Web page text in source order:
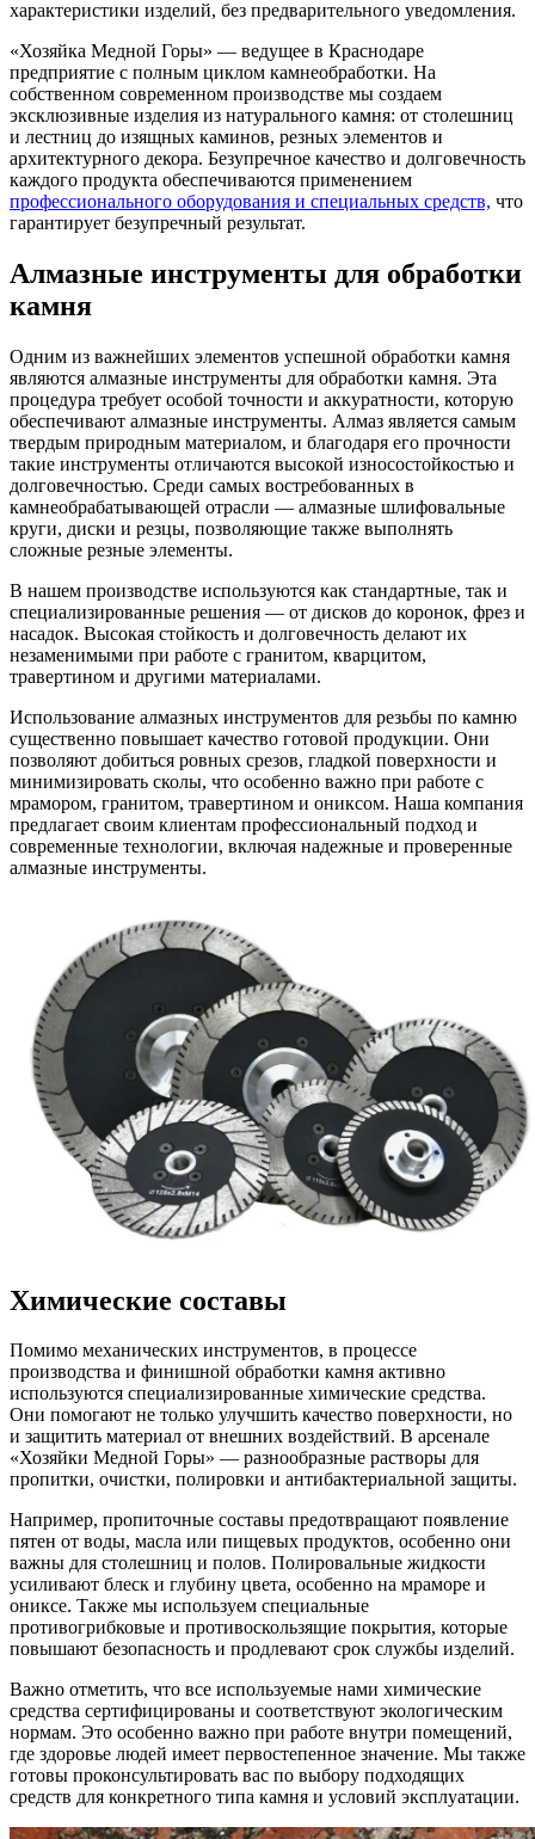
характеристики изделий, без предварительного уведомления.
«Хозяйка Медной Горы» — ведущее в Краснодаре
предприятие с полным циклом камнеобработки. На
собственном современном производстве мы создаем
эксклюзивные изделия из натурального камня: от столешниц
и лестниц до изящных каминов, резных элементов и
архитектурного декора. Безупречное качество и долговечность
каждого продукта обеспечиваются применением
профессионального оборудования и специальных средств, что
гарантирует безупречный результат.
Алмазные инструменты для обработки
камня
Одним из важнейших элементов успешной обработки камня
являются алмазные инструменты для обработки камня. Эта
процедура требует особой точности и аккуратности, которую
обеспечивают алмазные инструменты. Алмаз является самым
твердым природным материалом, и благодаря его прочности
такие инструменты отличаются высокой износостойкостью и
долговечностью. Среди самых востребованных в
камнеобрабатывающей отрасли — алмазные шлифовальные
круги, диски и резцы, позволяющие также выполнять
сложные резные элементы.
В нашем производстве используются как стандартные, так и
специализированные решения — от дисков до коронок, фрез и
насадок. Высокая стойкость и долговечность делают их
незаменимыми при работе с гранитом, кварцитом,
травертином и другими материалами.
Использование алмазных инструментов для резьбы по камню
существенно повышает качество готовой продукции. Они
позволяют добиться ровных срезов, гладкой поверхности и
минимизировать сколы, что особенно важно при работе с
мрамором, гранитом, травертином и ониксом. Наша компания
предлагает своим клиентам профессиональный подход и
современные технологии, включая надежные и проверенные
алмазные инструменты.
Химические составы
Помимо механических инструментов, в процессе
производства и финишной обработки камня активно
используются специализированные химические средства.
Они помогают не только улучшить качество поверхности, но
и защитить материал от внешних воздействий. В арсенале
«Хозяйки Медной Горы» — разнообразные растворы для
пропитки, очистки, полировки и антибактериальной защиты.
Например, пропиточные составы предотвращают появление
пятен от воды, масла или пищевых продуктов, особенно они
важны для столешниц и полов. Полировальные жидкости
усиливают блеск и глубину цвета, особенно на мраморе и
ониксе. Также мы используем специальные
противогрибковые и противоскользящие покрытия, которые
повышают безопасность и продлевают срок службы изделий.
Важно отметить, что все используемые нами химические
средства сертифицированы и соответствуют экологическим
нормам. Это особенно важно при работе внутри помещений,
где здоровье людей имеет первостепенное значение. Мы также
готовы проконсультировать вас по выбору подходящих
средств для конкретного типа камня и условий эксплуатации.